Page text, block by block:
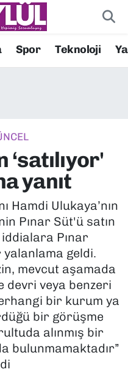
Spor Teknoloji
yanıt
Hamdi Ulukaya’nın
Pınar Süt'ü satın
Pınar
geldi.
mevcut aşamada
devri veya benzeri
bir kurum ya
bir görüşme
alınmış bir
bulunmamaktadır”
ve Fikstür